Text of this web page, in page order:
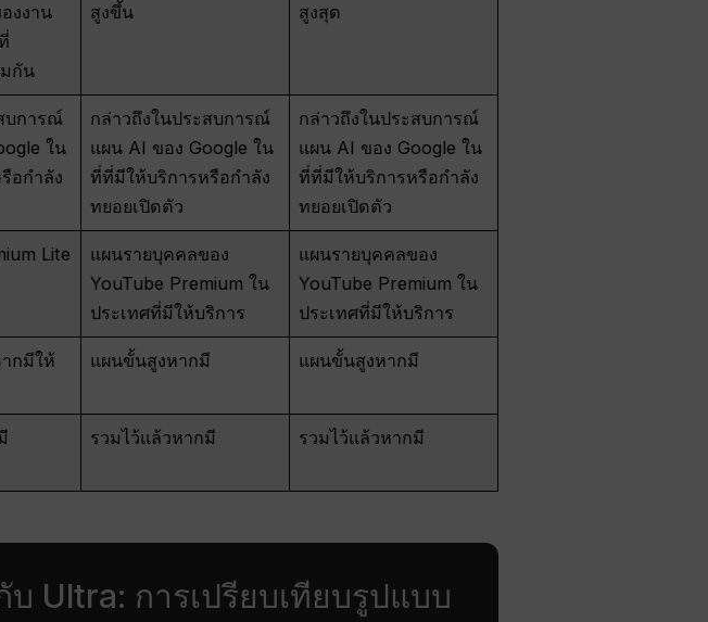
งงาน
กัน
สูงขึ้น สูงสุด
บการณ์
ใน
อกำลัง
กล่าวถึงในประสบการณ์
แผน AI ของ Google ใน
ที่ที่มีให้บริการหรือกำลัง
ทยอยเปิดตัว
กล่าวถึงในประสบการณ์
แผน AI ของ Google ใน
ที่ที่มีให้บริการหรือกำลัง
ทยอยเปิดตัว
Lite
แผนรายบุคคลของ
YouTube Premium ใน
ประเทศที่มีให้บริการ
แผนรายบุคคลของ
YouTube Premium ใน
ประเทศที่มีให้บริการ
กมีให้
แผนขั้นสูงหากมี แผนขั้นสูงหากมี
รวมไว้แล้วหากมี รวมไว้แล้วหากมี
Ultra: การเปรียบเทียบรูปแบบ